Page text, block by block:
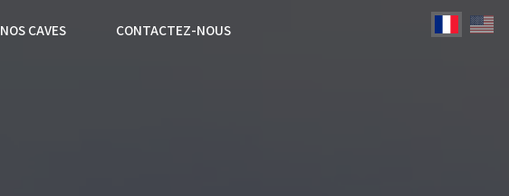
NOS CAVES CONTACTEZ-NOUS